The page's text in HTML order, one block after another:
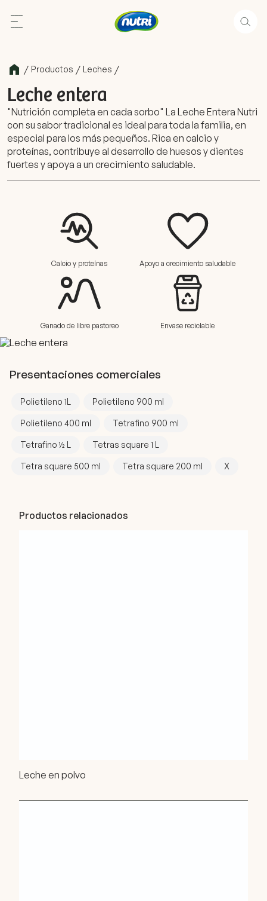
/ Productos / Leches /
Leche entera
"Nutrición completa en cada sorbo" La Leche Entera Nutri
con su sabor tradicional es ideal para toda la familia, en
especial para los más pequeños. Rica en calcio y
proteínas, contribuye al desarrollo de huesos y dientes
fuertes y apoya a un crecimiento saludable.
Calcio y proteínas Apoyo a crecimiento saludable
Ganado de libre pastoreo Envase reciclable
Presentaciones comerciales
Polietileno 1L Polietileno 900 ml
Polietileno 400 ml Tetrafino 900 ml
Tetrafino ½ L Tetras square 1 L
Tetra square 500 ml Tetra square 200 ml X
Productos relacionados
Leche en polvo